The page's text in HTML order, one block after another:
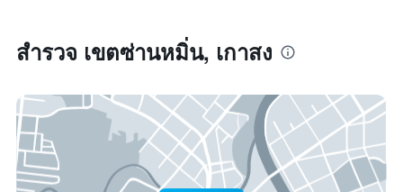
สำรวจ เขตซ่านหมิ่น, เกาสง